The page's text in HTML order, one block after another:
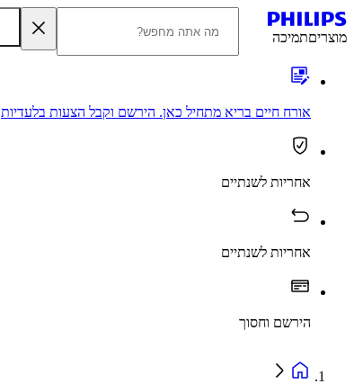
מוצריםתמיכה
אורח חיים בריא מתחיל כאן. הירשם וקבל הצעות בלעדיות
אחריות לשנתיים
אחריות לשנתיים
הירשם וחסוך